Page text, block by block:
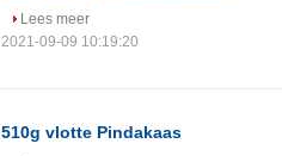
Lees meer
2021-09-09 10:19:20
510g vlotte Pindakaas